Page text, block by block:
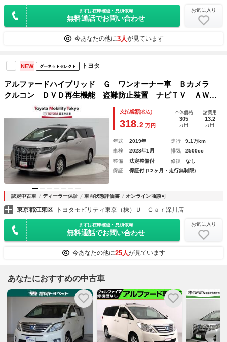
まずは在庫確認・見積依頼
無料通話でお問い合わせ
お気に入り
今あなたの他に3人が見ています
NEW グーネットセレクト トヨタ
アルファードハイブリッド Ｇ ワンオーナー車 Ｂカメラ
クルコン ＤＶＤ再生機能 盗難防止装置 ナビＴＶ ＡＷ
キーレス ＡＢＳ Ｗエアコン エアバッグ サンル－フ Ｌ
ＥＤヘッド スマートキー ３列シート アイスト 横滑り防
支払総額(税込)
318.2 万円
本体価格
305
万円
諸費用
13.2
万円
年式 2019年 走行
9.1万km
車検
2028年1月 排気
2500cc
整備
法定整備付 修復
なし
保証
保証付 (12ヶ月・走行無制限)
認定中古車 ディーラー保証 車両状態評価書 オンライン商談可
東京都江東区 トヨタモビリティ東京（株）Ｕ－Ｃａｒ深川店
まずは在庫確認・見積依頼
無料通話でお問い合わせ
お気に入り
今あなたの他に25人が見ています
あなたにおすすめの中古車